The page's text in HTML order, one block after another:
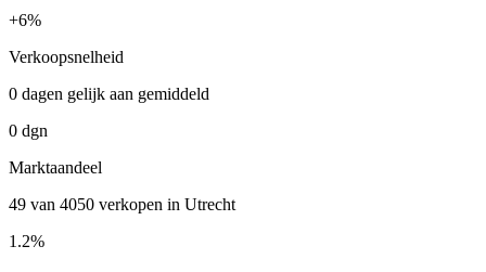
+6%
Verkoopsnelheid
0 dagen gelijk aan gemiddeld
0 dgn
Marktaandeel
49 van 4050 verkopen in Utrecht
1.2%